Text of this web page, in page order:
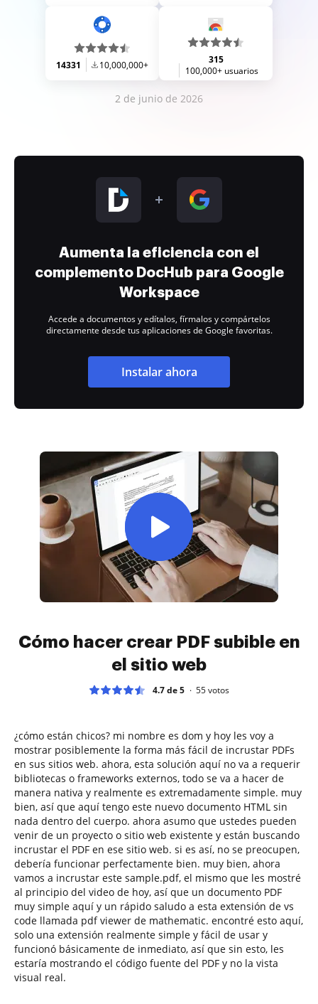
14331 10,000,000+
315
100,000+ usuarios
2 de junio de 2026
Aumenta la eficiencia con el
complemento DocHub para Google
Workspace
Accede a documentos y edítalos, fírmalos y compártelos
directamente desde tus aplicaciones de Google favoritas.
Instalar ahora
Cómo hacer crear PDF subible en
el sitio web
4.7 de 5 55votos
¿cómo están chicos? mi nombre es dom y hoy les voy a
mostrar posiblemente la forma más fácil de incrustar PDFs
en sus sitios web. ahora, esta solución aquí no va a requerir
bibliotecas o frameworks externos, todo se va a hacer de
manera nativa y realmente es extremadamente simple. muy
bien, así que aquí tengo este nuevo documento HTML sin
nada dentro del cuerpo. ahora asumo que ustedes pueden
venir de un proyecto o sitio web existente y están buscando
incrustar el PDF en ese sitio web. si es así, no se preocupen,
debería funcionar perfectamente bien. muy bien, ahora
vamos a incrustar este sample.pdf, el mismo que les mostré
al principio del video de hoy, así que un documento PDF
muy simple aquí y un rápido saludo a esta extensión de vs
code llamada pdf viewer de mathematic. encontré esto aquí,
solo una extensión realmente simple y fácil de usar y
funcionó básicamente de inmediato, así que sin esto, les
estaría mostrando el código fuente del PDF y no la vista
visual real.